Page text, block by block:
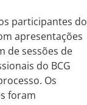
participantes do
apresentações
de sessões de
do BCG
Os
foram